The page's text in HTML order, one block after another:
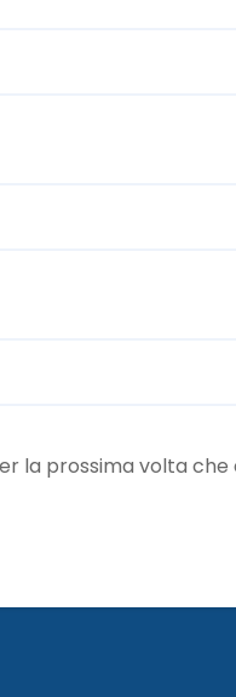
la prossima volta